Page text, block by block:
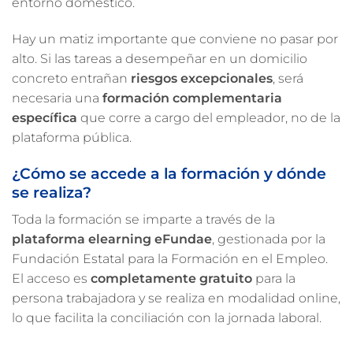
entorno doméstico.
Hay un matiz importante que conviene no pasar por
alto. Si las tareas a desempeñar en un domicilio
concreto entrañan riesgos excepcionales, será
necesaria una formación complementaria
específica que corre a cargo del empleador, no de la
plataforma pública.
¿Cómo se accede a la formación y dónde
se realiza?
Toda la formación se imparte a través de la
plataforma elearning eFundae, gestionada por la
Fundación Estatal para la Formación en el Empleo.
El acceso es completamente gratuito para la
persona trabajadora y se realiza en modalidad online,
lo que facilita la conciliación con la jornada laboral.